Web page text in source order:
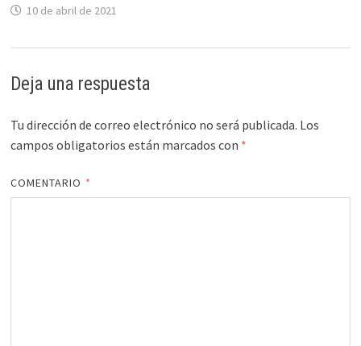
10 de abril de 2021
Deja una respuesta
Tu dirección de correo electrónico no será publicada. Los
campos obligatorios están marcados con *
COMENTARIO *